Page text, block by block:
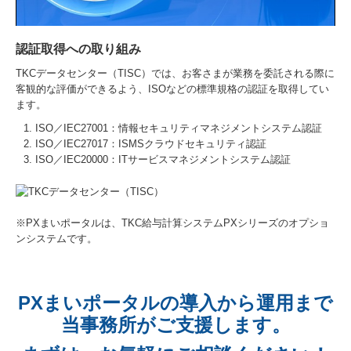
認証取得への取り組み
TKCデータセンター（TISC）では、お客さまが業務を委託される際に
客観的な評価ができるよう、ISOなどの標準規格の認証を取得してい
ます。
ISO／IEC27001：情報セキュリティマネジメントシステム認証
ISO／IEC27017：ISMSクラウドセキュリティ認証
ISO／IEC20000：ITサービスマネジメントシステム認証
※PXまいポータルは、TKC給与計算システムPXシリーズのオプショ
ンシステムです。
PXまいポータルの導入から運用まで
当事務所がご支援します。